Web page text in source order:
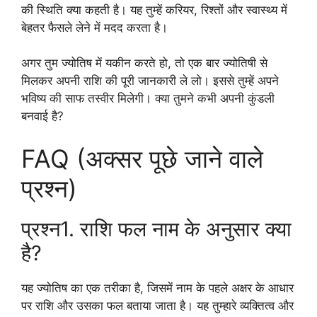
की स्थिति क्या कहती है। यह तुम्हें करियर, रिश्तों और स्वास्थ्य में
बेहतर फैसले लेने में मदद करता है।
अगर तुम ज्योतिष में यकीन करते हो, तो एक बार ज्योतिषी से
मिलकर अपनी राशि की पूरी जानकारी ले लो। इससे तुम्हें अपने
भविष्य की साफ तस्वीर मिलेगी। क्या तुमने कभी अपनी कुंडली
बनवाई है?
FAQ (अक्सर पूछे जाने वाले
प्रश्न)
प्रश्न1. राशि फल नाम के अनुसार क्या
है?
यह ज्योतिष का एक तरीका है, जिसमें नाम के पहले अक्षर के आधार
पर राशि और उसका फल बताया जाता है। यह तुम्हारे व्यक्तित्व और